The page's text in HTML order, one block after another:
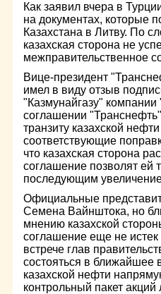
Как заявил вчера в
на документах, которые
Казахстана в Литву. По
казахская сторона не
межправительственное
Вице-президент
имел в виду отзыв
"Казмунайгазу"
соглашении
транзиту казахской
соответствующие
что казахская сторона
соглашение позволят ей
последующим
Официальные
Семена Вайнштока, но
мнению казахской
соглашение еще не истек
встрече глав
состояться в ближайшее
казахской нефти
контрольный пакет